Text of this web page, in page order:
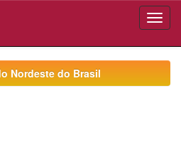
Nordeste do Brasil